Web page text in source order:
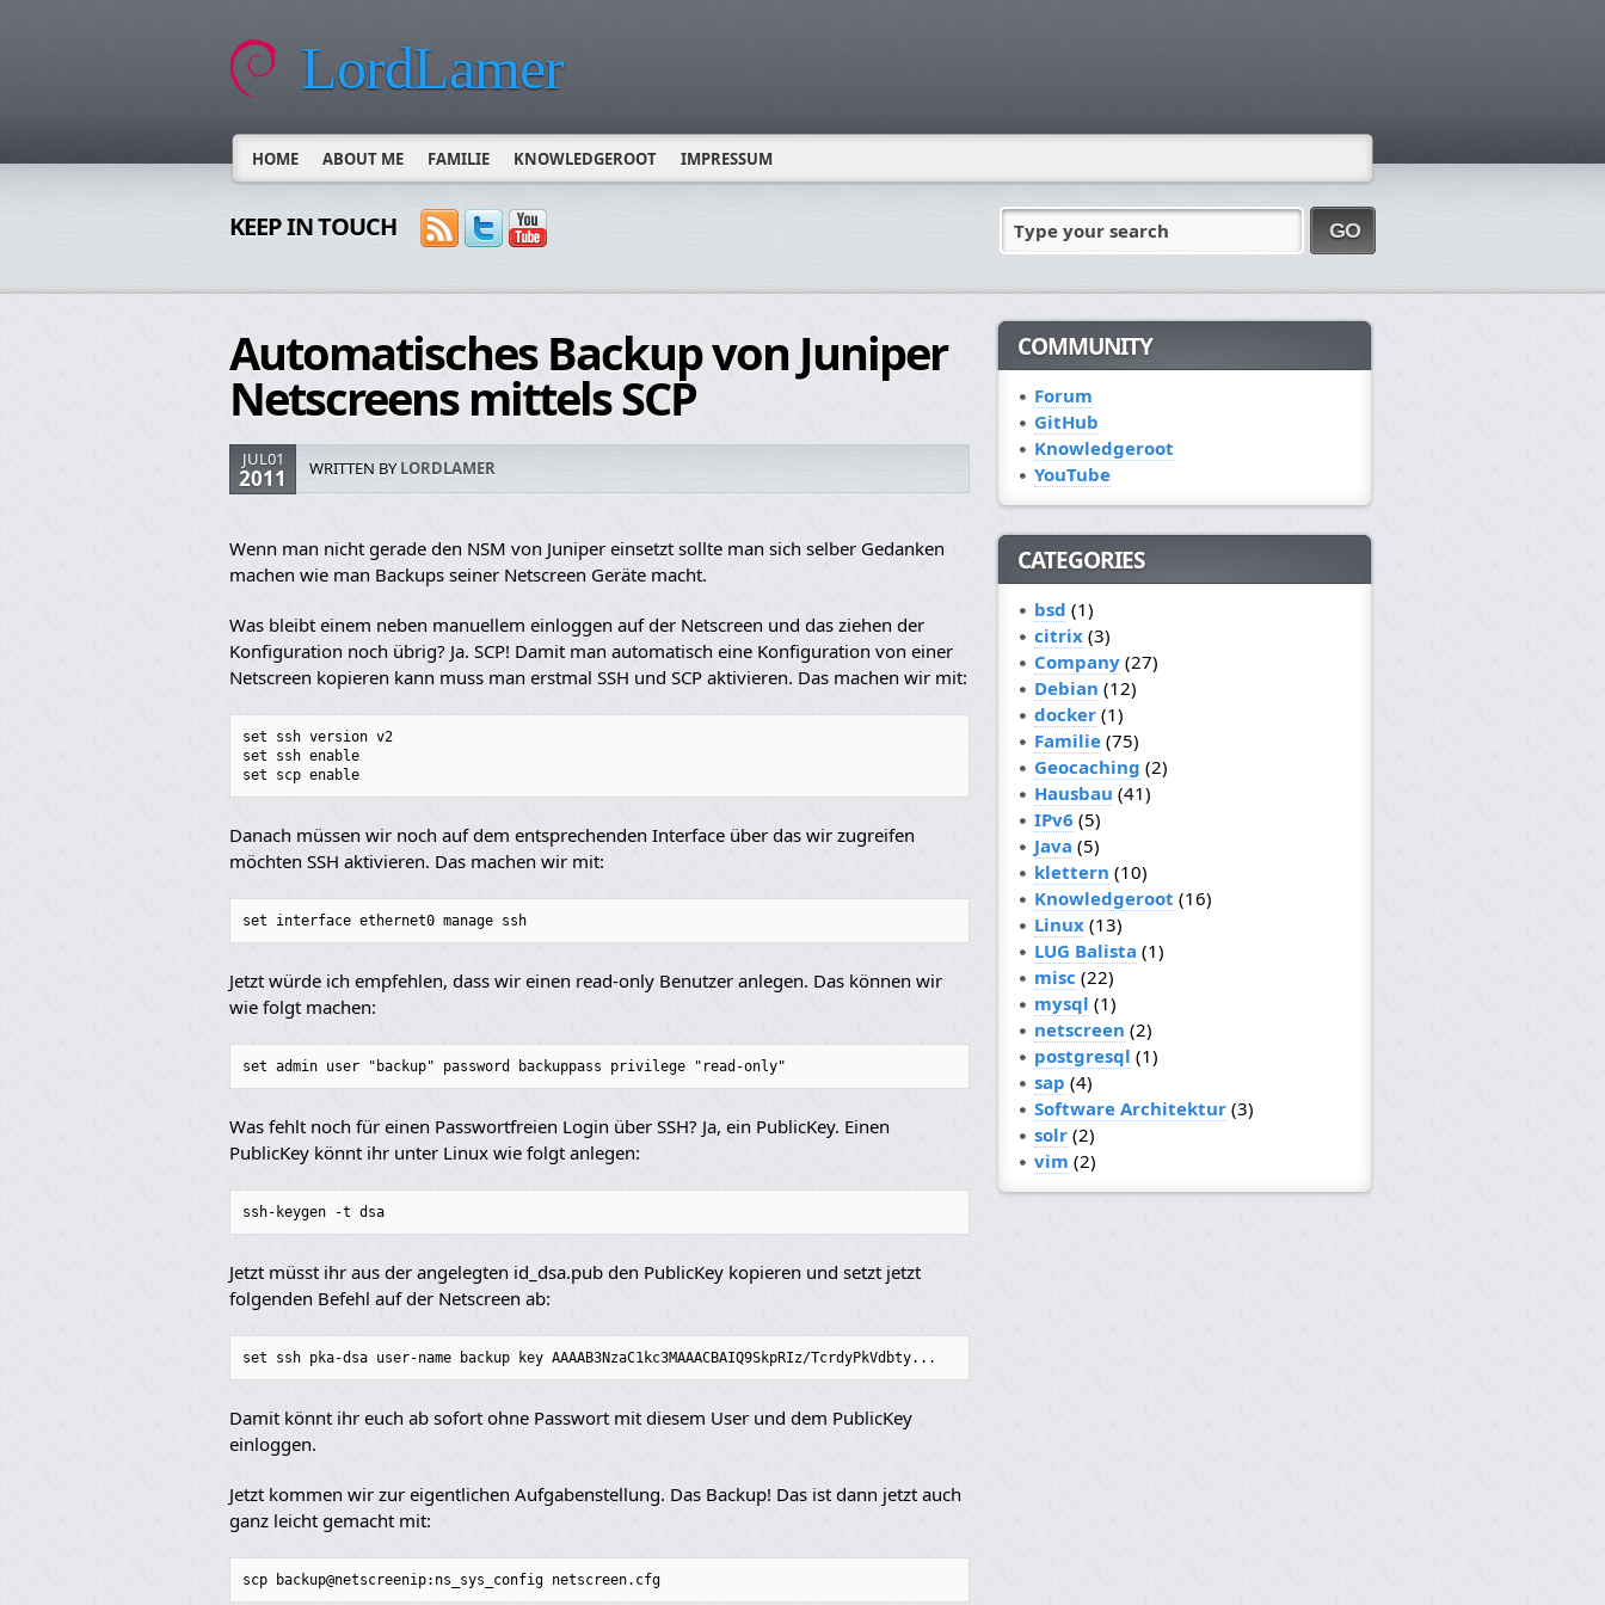
LordLamer
HOME ABOUT ME FAMILIE KNOWLEDGEROOT IMPRESSUM
KEEP IN TOUCH Type your search GO
Automatisches Backup von Juniper
Netscreens mittels SCP
JUL01
2011 WRITTEN BYLORDLAMER
Wenn man nicht gerade den NSM von Juniper einsetzt sollte man sich selber Gedanken
machen wie man Backups seiner Netscreen Geräte macht.
Was bleibt einem neben manuellem einloggen auf der Netscreen und das ziehen der
Konfiguration noch übrig? Ja. SCP! Damit man automatisch eine Konfiguration von einer
Netscreen kopieren kann muss man erstmal SSH und SCP aktivieren. Das machen wir mit:
set ssh version v2
set ssh enable
set scp enable
Danach müssen wir noch auf dem entsprechenden Interface über das wir zugreifen
möchten SSH aktivieren. Das machen wir mit:
set interface ethernet0 manage ssh
Jetzt würde ich empfehlen, dass wir einen read-only Benutzer anlegen. Das können wir
wie folgt machen:
set admin user "backup" password backuppass privilege "read-only"
Was fehlt noch für einen Passwortfreien Login über SSH? Ja, ein PublicKey. Einen
PublicKey könnt ihr unter Linux wie folgt anlegen:
ssh-keygen -t dsa
Jetzt müsst ihr aus der angelegten id_dsa.pub den PublicKey kopieren und setzt jetzt
folgenden Befehl auf der Netscreen ab:
set ssh pka-dsa user-name backup key AAAAB3NzaC1kc3MAAACBAIQ9SkpRIz/TcrdyPkVdbty...
Damit könnt ihr euch ab sofort ohne Passwort mit diesem User und dem PublicKey
einloggen.
Jetzt kommen wir zur eigentlichen Aufgabenstellung. Das Backup! Das ist dann jetzt auch
ganz leicht gemacht mit:
scp backup@netscreenip:ns_sys_config netscreen.cfg
COMMUNITY
Forum
GitHub
Knowledgeroot
YouTube
CATEGORIES
bsd (1)
citrix (3)
Company (27)
Debian (12)
docker (1)
Familie (75)
Geocaching (2)
Hausbau (41)
IPv6 (5)
Java (5)
klettern (10)
Knowledgeroot (16)
Linux (13)
LUG Balista (1)
misc (22)
mysql (1)
netscreen (2)
postgresql (1)
sap (4)
Software Architektur (3)
solr (2)
vim (2)